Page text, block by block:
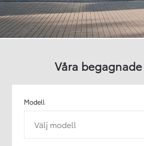
Våra
Modell
Välj modell